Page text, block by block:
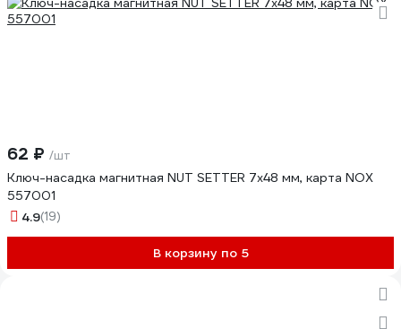
62 ₽ /шт
Ключ-насадка магнитная NUT SETTER 7x48 мм, карта NOX
557001
4.9(19)
В корзину по 5